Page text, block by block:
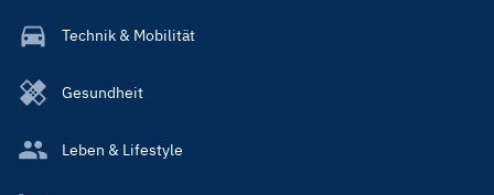
Technik & Mobilität
Gesundheit
Leben & Lifestyle